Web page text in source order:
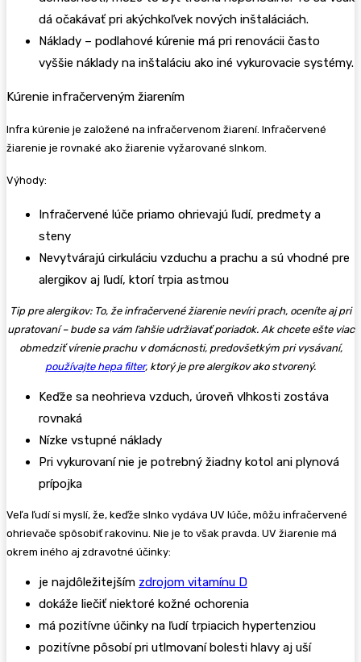
dá očakávať pri akýchkoľvek nových inštaláciách.
Náklady – podlahové kúrenie má pri renovácii často
vyššie náklady na inštaláciu ako iné vykurovacie systémy.
Kúrenie infračerveným žiarením
Infra kúrenie je založené na infračervenom žiarení. Infračervené
žiarenie je rovnaké ako žiarenie vyžarované slnkom.
Výhody:
Infračervené lúče priamo ohrievajú ľudí, predmety a
steny
Nevytvárajú cirkuláciu vzduchu a prachu a sú vhodné pre
alergikov aj ľudí, ktorí trpia astmou
Tip pre alergikov: To, že infračervené žiarenie nevíri prach, oceníte aj pri
upratovaní – bude sa vám ľahšie udržiavať poriadok. Ak chcete ešte viac
obmedziť vírenie prachu v domácnosti, predovšetkým pri vysávaní,
používajte hepa filter, ktorý je pre alergikov ako stvorený.
Keďže sa neohrieva vzduch, úroveň vlhkosti zostáva
rovnaká
Nízke vstupné náklady
Pri vykurovaní nie je potrebný žiadny kotol ani plynová
prípojka
Veľa ľudí si myslí, že, keďže slnko vydáva UV lúče, môžu infračervené
ohrievače spôsobiť rakovinu. Nie je to však pravda. UV žiarenie má
okrem iného aj zdravotné účinky:
je najdôležitejším zdrojom vitamínu D
dokáže liečiť niektoré kožné ochorenia
má pozitívne účinky na ľudí trpiacich hypertenziou
pozitívne pôsobí pri utlmovaní bolesti hlavy aj uší